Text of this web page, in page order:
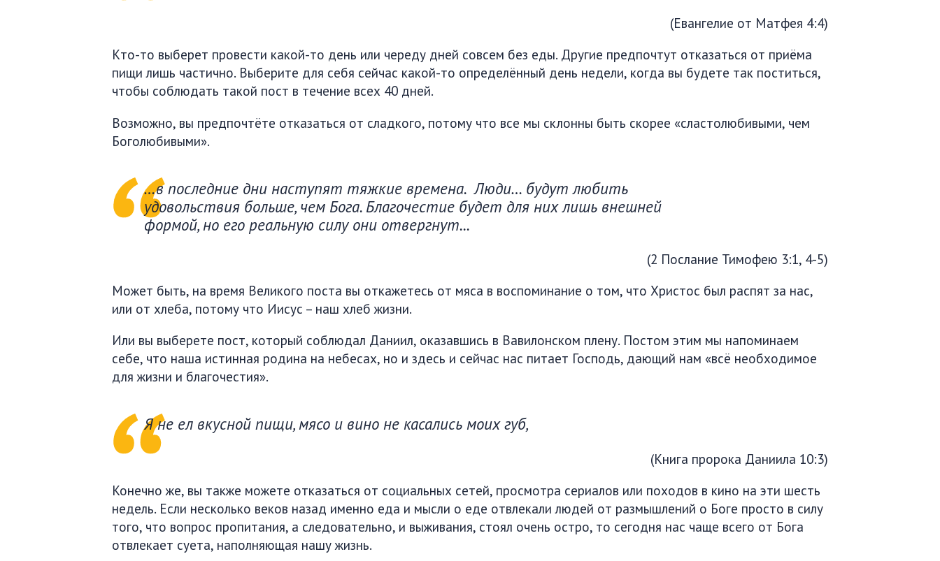
(Евангелие от Матфея 4:4)
Кто-то выберет провести какой-то день или череду дней совсем без еды. Другие предпочтут отказаться от приёма
пищи лишь частично. Выберите для себя сейчас какой-то определённый день недели, когда вы будете так поститься,
чтобы соблюдать такой пост в течение всех 40 дней.
Возможно, вы предпочтёте отказаться от сладкого, потому что все мы склонны быть скорее «сластолюбивыми, чем
Боголюбивыми».
…в последние дни наступят тяжкие времена. Люди… будут любить
удовольствия больше, чем Бога. Благочестие будет для них лишь внешней
формой, но его реальную силу они отвергнут...
(2 Послание Тимофею 3:1, 4-5)
Может быть, на время Великого поста вы откажетесь от мяса в воспоминание о том, что Христос был распят за нас,
или от хлеба, потому что Иисус – наш хлеб жизни.
Или вы выберете пост, который соблюдал Даниил, оказавшись в Вавилонском плену. Постом этим мы напоминаем
себе, что наша истинная родина на небесах, но и здесь и сейчас нас питает Господь, дающий нам «всё необходимое
для жизни и благочестия».
Я не ел вкусной пищи, мясо и вино не касались моих губ,
(Книга пророка Даниила 10:3)
Конечно же, вы также можете отказаться от социальных сетей, просмотра сериалов или походов в кино на эти шесть
недель. Если несколько веков назад именно еда и мысли о еде отвлекали людей от размышлений о Боге просто в силу
того, что вопрос пропитания, а следовательно, и выживания, стоял очень остро, то сегодня нас чаще всего от Бога
отвлекает суета, наполняющая нашу жизнь.